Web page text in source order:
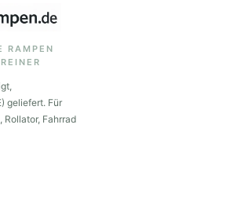
geliefert. Für
Rollator, Fahrrad